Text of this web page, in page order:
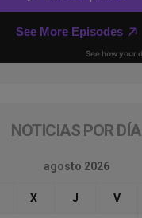
NOTICIAS POR DÍA
agosto 2026
X J V